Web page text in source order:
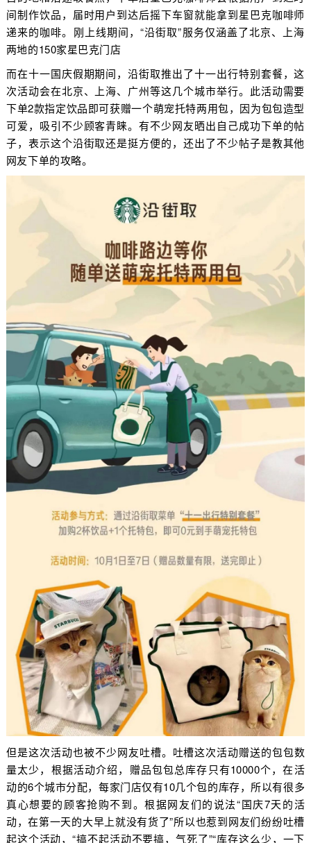
间制作饮品，届时用户到达后摇下车窗就能拿到星巴克咖啡师
递来的咖啡。刚上线期间，“沿街取”服务仅涵盖了北京、上海
两地的150家星巴克门店
而在十一国庆假期期间，沿街取推出了十一出行特别套餐，这
次活动会在北京、上海、广州等这几个城市举行。此活动需要
下单2款指定饮品即可获赠一个萌宠托特两用包，因为包包造型
可爱，吸引不少顾客青睐。有不少网友晒出自己成功下单的帖
子，表示这个沿街取还是挺方便的，还出了不少帖子是教其他
网友下单的攻略。
但是这次活动也被不少网友吐槽。 吐槽这次活动赠送的包包数
量太少，根据活动介绍，赠品包包总库存只有10000个，在活
动的6个城市分配，每家门店仅有10几个包的库存，所以有很多
真心想要的顾客抢购不到。根据网友们的说法“国庆7天的活
动，在第一天的大早上就没有货了”所以也惹到网友们纷纷吐槽
起这个活动，“搞不起活动不要搞，气死了”“库存这么少，一下